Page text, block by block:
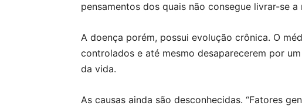
pensamentos dos quais não consegue livrar-se
A doença porém, possui evolução crônica. O
controlados e até mesmo desaparecerem por
da vida.
As causas ainda são desconhecidas. “Fatores